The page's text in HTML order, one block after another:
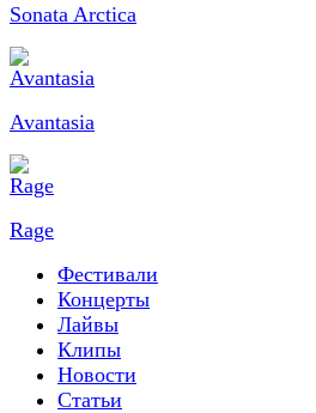
Sonata Arctica
Avantasia
Rage
Фестивали
Концерты
Лайвы
Клипы
Новости
Статьи